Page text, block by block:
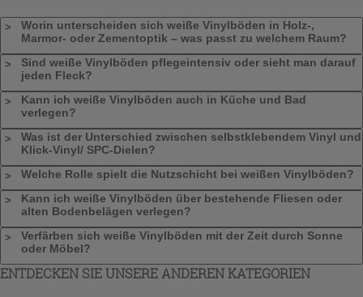
Worin unterscheiden sich weiße Vinylböden in Holz-,
Marmor- oder Zementoptik – was passt zu welchem Raum?
Sind weiße Vinylböden pflegeintensiv oder sieht man darauf
jeden Fleck?
Kann ich weiße Vinylböden auch in Küche und Bad
verlegen?
Was ist der Unterschied zwischen selbstklebendem Vinyl und
Klick-Vinyl/ SPC-Dielen?
Welche Rolle spielt die Nutzschicht bei weißen Vinylböden?
Kann ich weiße Vinylböden über bestehende Fliesen oder
alten Bodenbelägen verlegen?
Verfärben sich weiße Vinylböden mit der Zeit durch Sonne
oder Möbel?
ENTDECKEN SIE UNSERE ANDEREN KATEGORIEN